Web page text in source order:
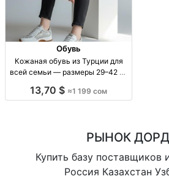
Обувь
Кожаная обувь из Турции для
всей семьи — размеры 29–42 от
Турция; р-ры 29–42; от 1199 сом;
13,70 $ ≈1 199 сом
РЫНОК
Купить базу поставщиков
Россия Казахстан